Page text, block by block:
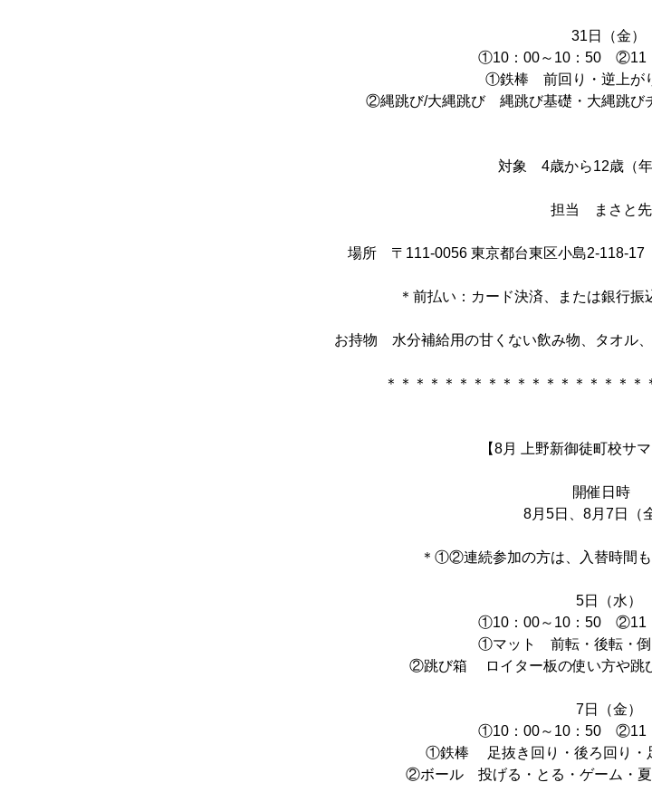
​​31日（​金）
①10：00～10：50 ②11
①鉄棒 前回り・逆上が
②縄跳び/大縄跳び 縄跳び基礎・大縄跳び
対象 ​4歳から​12歳（年
担当 ​まさと
場所 〒1​11-0056 東京都​台東区小島2-118-17
＊前払い：カード決済、または銀行振
お持物 水分補給用の甘くない飲み物、タオル
＊＊＊＊＊＊＊＊＊＊＊＊＊＊＊＊＊＊
【​​8月 上野新御徒町校サ
開催日時 ​
​​8月​​5日、​​8月​​7日（
＊①②連続参加の方は、入替時間も
​​5日（​​水）
①10：00～10：50 ②11
①マット 前転・後転・倒
②跳び箱 ロイター板の使い方や跳
​​7日（​金）
①10：00～10：50 ②11
①鉄棒 足抜き回り・後ろ回り・
②ボール 投げる・とる・ゲーム・夏